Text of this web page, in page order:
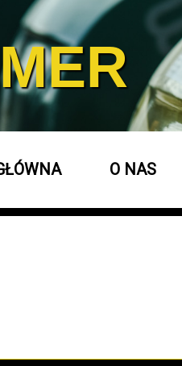
O NAS